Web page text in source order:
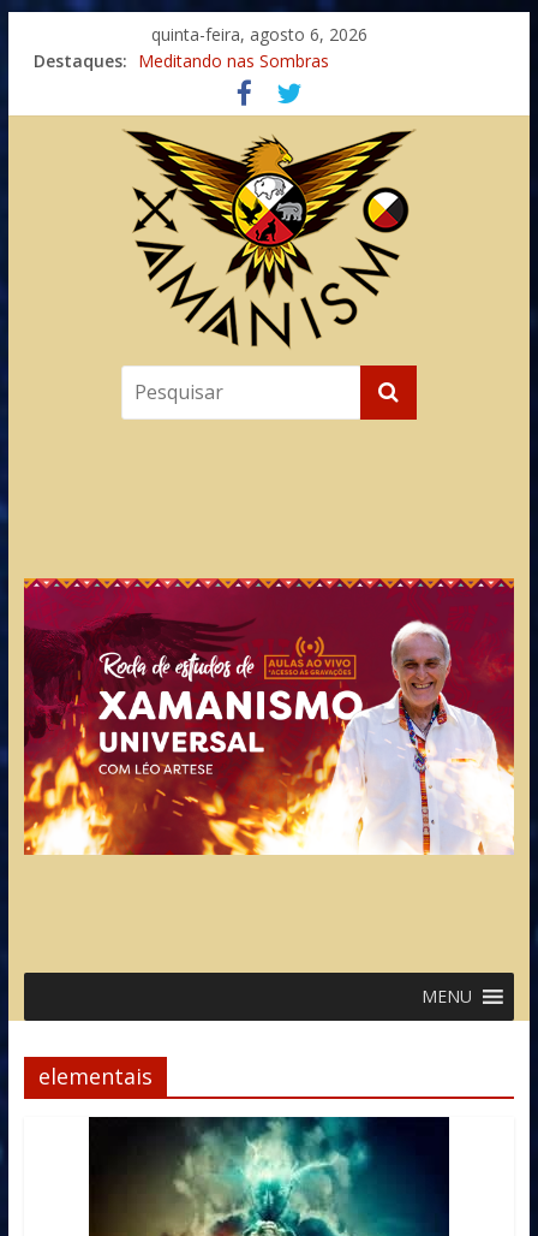
quinta-feira, agosto 6, 2026
Destaques: Meditando nas Sombras
Autosuficiência: A Jornada do Espírito Ancestral
Xamanismo Universal
Totens – Caminho Espiritual – Crescimento
Imaginação na Cura
MENU
elementais